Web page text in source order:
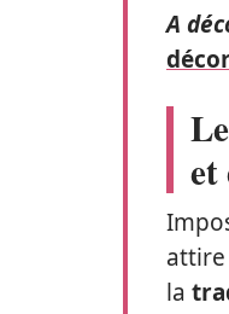
A
et
attire
la